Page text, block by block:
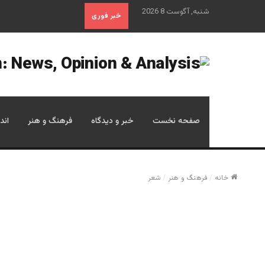
شنبه, آگوست 8 2026 خبر فوری
صفحه نخست خبر و دیدگاه فرهنگ و هنر
خانه / فرهنگ و هنر / شعر